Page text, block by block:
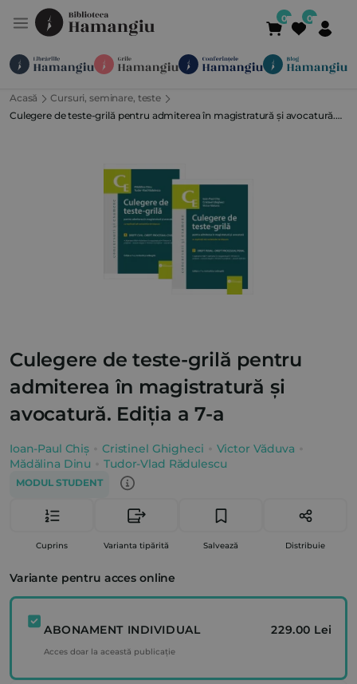
Module Publicații
Suport Contact Newsletter 021 336 01 25
Acasă
Cursuri, seminare, teste
Culegere de teste-grilă pentru admiterea în magistratură și avocatură.
Culegere de teste-grilă pentru
admiterea în magistratură și
avocatură. Ediția a 7-a
Ioan-Paul Chiș Cristinel Ghigheci
Victor Văduva
Mădălina Dinu
Tudor-Vlad Rădulescu
MODUL STUDENT
Cuprins Varianta tipărită Salvează Distribuie
Variante pentru acces online
ABONAMENT INDIVIDUAL 229.00 Lei
Acces doar la această publicație